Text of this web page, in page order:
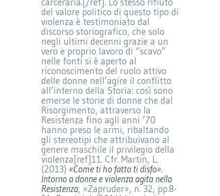
carceraria.[/ref]. Lo stesso rifiuto
del valore politico di questo tipo di
violenza è testimoniato dal
discorso storiografico, che solo
negli ultimi decenni grazie a un
vero e proprio lavoro di “scavo”
nelle fonti si è aperto al
riconoscimento del ruolo attivo
delle donne nell’agire il conflitto
all’interno della Storia: così sono
emerse le storie di donne che dal
Risorgimento, attraverso la
Resistenza fino agli anni ‘70
hanno preso le armi, ribaltando
gli stereotipi che attribuivano al
genere maschile il privilegio della
violenza[ref]11. Cfr. Martin, L.
(2013) «Come ti ho fatto ti disfo».
Intorno a donne e violenza agita nella
Resistenza, «Zapruder», n. 32, pp.8-